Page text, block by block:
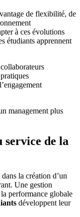
de flexibilité, de
à ces évolutions
étudiants apprennent
management plus
service de la
la création d’un
Une gestion
performance globale
développent leur